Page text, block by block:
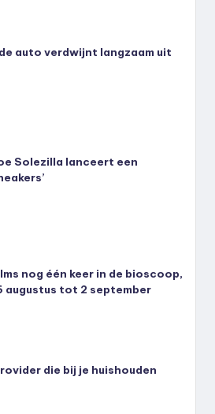
auto verdwijnt langzaam uit
Solezilla lanceert een
nog één keer in de bioscoop,
augustus tot 2 september
die bij je huishouden